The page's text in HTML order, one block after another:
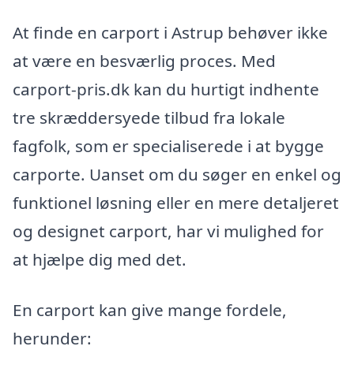
At finde en carport i Astrup behøver ikke
at være en besværlig proces. Med
carport-pris.dk kan du hurtigt indhente
tre skræddersyede tilbud fra lokale
fagfolk, som er specialiserede i at bygge
carporte. Uanset om du søger en enkel og
funktionel løsning eller en mere detaljeret
og designet carport, har vi mulighed for
at hjælpe dig med det.
En carport kan give mange fordele,
herunder: